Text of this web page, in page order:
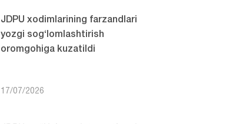
JDPU xodimlarining farzandlari
yozgi sog‘lomlashtirish
oromgohiga kuzatildi
17/07/2026